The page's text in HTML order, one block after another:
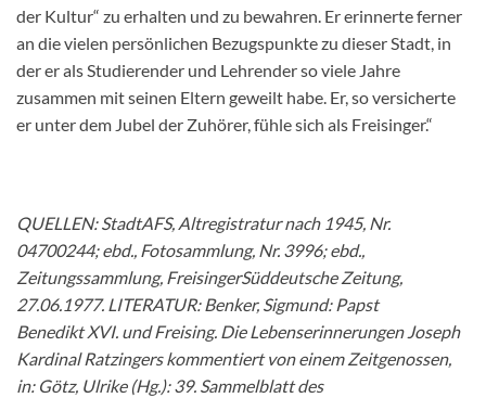
der Kultur“ zu erhalten und zu bewahren. Er erinnerte ferner
an die vielen persönlichen Bezugspunkte zu dieser Stadt, in
der er als Studierender und Lehrender so viele Jahre
zusammen mit seinen Eltern geweilt habe. Er, so versicherte
er unter dem Jubel der Zuhörer, fühle sich als Freisinger.“
QUELLEN: StadtAFS, Altregistratur nach 1945, Nr.
04700244; ebd., Fotosammlung, Nr. 3996; ebd.,
Zeitungssammlung, FreisingerSüddeutsche Zeitung,
27.06.1977. LITERATUR: Benker, Sigmund: Papst
BenediktXVI. und Freising. Die LebenserinnerungenJoseph
Kardinal Ratzingers kommentiertvon einem Zeitgenossen,
in: Götz, Ulrike (Hg.): 39. Sammelblatt des